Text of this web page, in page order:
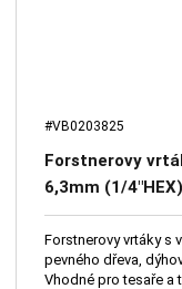
#VB0203825
Forstnerovy
6,3mm (1/4"HEX)
Forstnerovy vrtáky s
pevného dřeva,
Vhodné pro tesaře a